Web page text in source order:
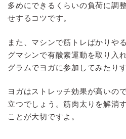
多めにできるくらいの負荷に調
せするコツです。
また、マシンで筋トレばかりや
グマシンで有酸素運動を取り入
グラムでヨガに参加してみたり
ヨガはストレッチ効果が高いの
立つでしょう。筋肉太りを解消
ことが大切ですよ。